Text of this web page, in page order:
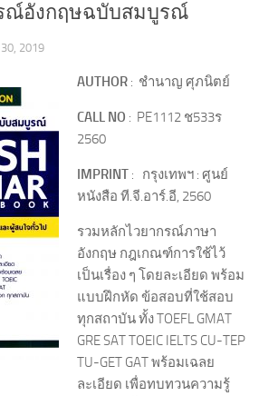
ณ์อังกฤษฉบับสมบูรณ์
2019
AUTHOR : ชำนาญ ศุภนิตย์
CALL NO : PE1112 ช533ร
2560
IMPRINT : กรุงเทพฯ : ศูนย์
หนังสือ ที.จี.อาร์.อี, 2560
รวมหลักไวยากรณ์ภาษา
อังกฤษ กฎเกณฑ์การใช้ไว้
เป็นเรื่อง ๆ โดยละเอียด พร้อม
แบบฝึกหัด ข้อสอบที่ใช้สอบ
ทุกสถาบัน ทั้ง TOEFL GMAT
GRE SAT TOEIC IELTS CU-TEP
TU-GET GAT พร้อมเฉลย
ละเอียด เพื่อทบทวนความรู้